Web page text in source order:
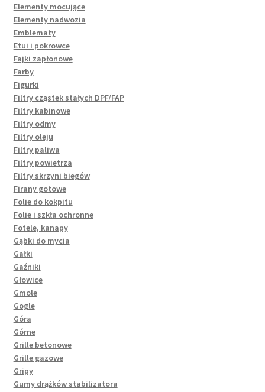
Elementy mocujące
Elementy nadwozia
Emblematy
Etui i pokrowce
Fajki zapłonowe
Farby
Figurki
Filtry cząstek stałych DPF/FAP
Filtry kabinowe
Filtry odmy
Filtry oleju
Filtry paliwa
Filtry powietrza
Filtry skrzyni biegów
Firany gotowe
Folie do kokpitu
Folie i szkła ochronne
Fotele, kanapy
Gąbki do mycia
Gałki
Gaźniki
Głowice
Gmole
Gogle
Góra
Górne
Grille betonowe
Grille gazowe
Gripy
Gumy drążków stabilizatora